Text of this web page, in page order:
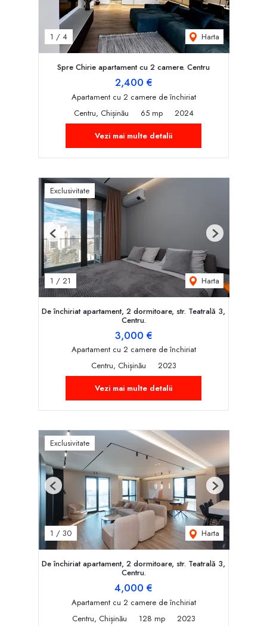
1 / 4 Harta
Spre Chirie apartament cu 2 camere. Centru
2,400 €
Apartament cu 2 camere de închiriat
Centru, Chișinău
65 mp
2024
Vezi mai multe detalii
Exclusivitate
1 / 21 Harta
Previous Next
De închiriat apartament, 2 dormitoare, str. Teatrală 3,
Centru.
3,000 €
Apartament cu 2 camere de închiriat
Centru, Chișinău
2023
Vezi mai multe detalii
Exclusivitate
1 / 30 Harta
Previous Next
De închiriat apartament, 2 dormitoare, str. Teatrală 3,
Centru.
4,000 €
Apartament cu 2 camere de închiriat
Centru, Chișinău
128 mp
2023